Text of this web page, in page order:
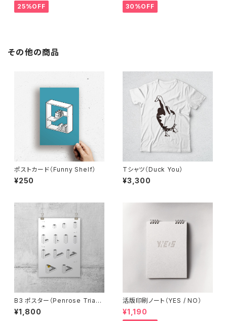
25%OFF 30%OFF
その他の商品
ポストカード（Funny Shelf）
¥250
Tシャツ（Duck You）
¥3,300
B3 ポスター（Penrose Triang
le）
¥1,800
活版印刷ノート（YES / NO）
¥1,190